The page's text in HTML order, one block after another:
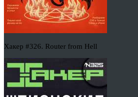
Хакер #326. Router from Hell